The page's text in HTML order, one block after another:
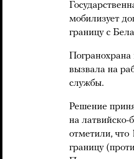
мобилизует
границу с
Погранохрана
вызвала на
службы.
Решение
на латвийско-
отметили, что
границу